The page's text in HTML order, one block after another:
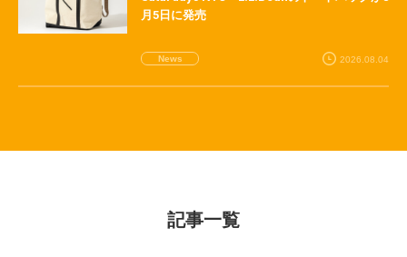
月5日に発売
News 2026.08.04
記事一覧